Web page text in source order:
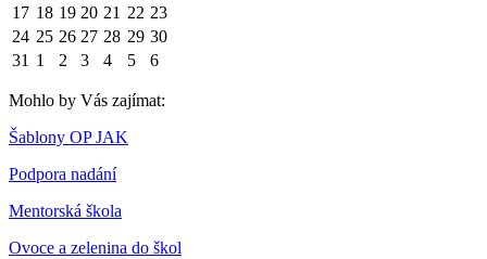
17 18 19 20 21 22 23
24 25 26 27 28 29 30
31 1 2 3 4 5 6
Mohlo by Vás zajímat:
Šablony OP JAK
Podpora nadání
Mentorská škola
Ovoce a zelenina do škol